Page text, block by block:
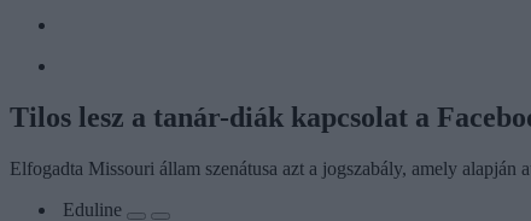
Tilos lesz a tanár-diák kapcsolat a
Elfogadta Missouri állam szenátusa azt a jogszabály, amely
Eduline